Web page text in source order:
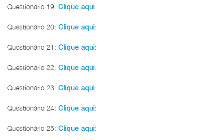
Questionário 19: Clique aqui:
Questionário 20: Clique aqui:
Questionário 21: Clique aqui:
Questionário 22: Clique aqui:
Questionário 23: Clique aqui:
Questionário 24: Clique aqui:
Questionário 25: Clique aqui: